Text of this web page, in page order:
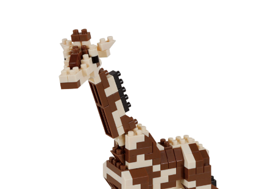
公式SNS
AWARD
LICENSE
STORE